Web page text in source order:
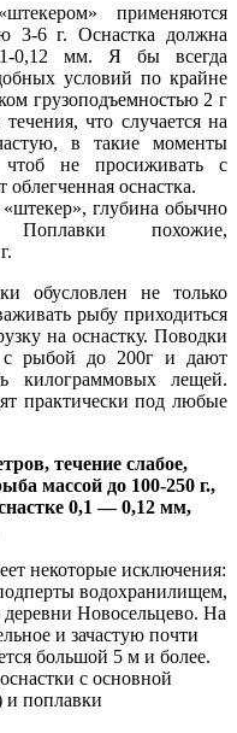
применяются
3-6 г. Оснастка должна
0,12 мм. Я бы всегда
условий по крайне
грузоподъемностью 2 г
что случается на
в такие моменты
не просиживать с
оснастка.
глубина обычно
похожие,
обусловлен не только
рыбу приходиться
на оснастку. Поводки
с рыбой до 200г и дают
килограммовых лещей.
практически под любые
течение слабое,
массой до 100-250 г.,
0,1 — 0,12 мм,
некоторые исключения:
водохранилищем,
Новосельцево. На
и зачастую почти
большой 5 м и более.
с основной
и поплавки